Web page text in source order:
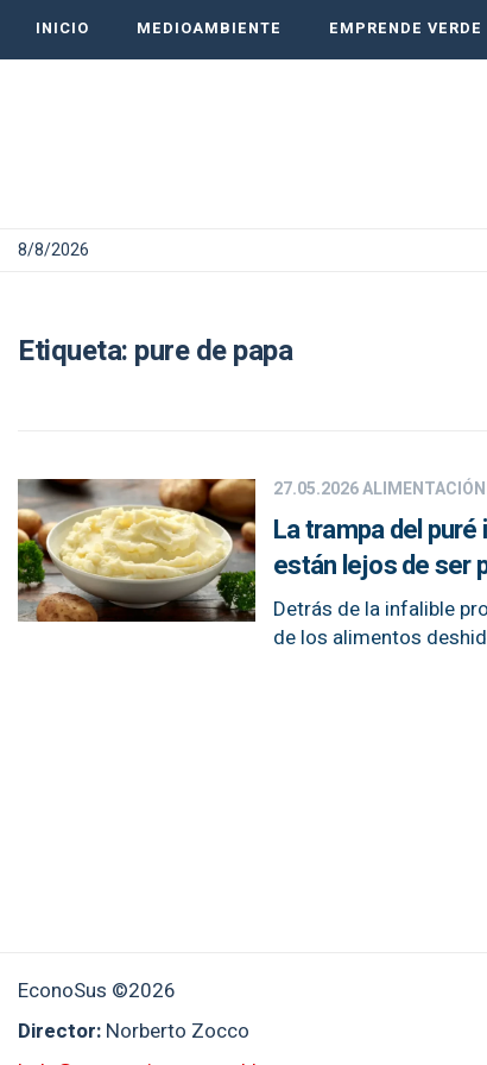
INICIO MEDIOAMBIENTE EMPRENDE VERDE
8/8/2026
Etiqueta: pure de papa
27.05.2026
La trampa del
están lejos de ser
Detrás de la infalible
de los alimentos
EconoSus ©2026
Director: Norberto Zocco